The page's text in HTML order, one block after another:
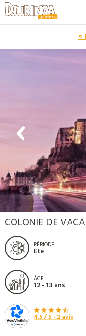
<
COLONIE DE
PÉRIODE
Eté
ÂGE
12 - 13 ans
4.5/ 5 -2avis